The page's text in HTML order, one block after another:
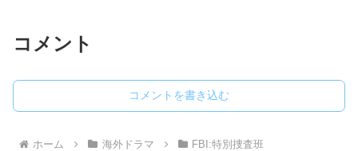
コメント
コメントを書き込む
ホーム 海外ドラマ FBI:特別捜査班